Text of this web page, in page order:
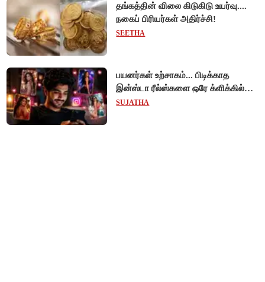
தங்கத்தின் விலை கிடுகிடு உயர்வு....
நகைப் பிரியர்கள் அதிர்ச்சி!
SEETHA
பயனர்கள் உற்சாகம்... பிடிக்காத
இன்ஸ்டா ரீல்ஸ்களை ஒரே க்ளிக்கில்
மாற்றியமைக்கலாம்!
SUJATHA